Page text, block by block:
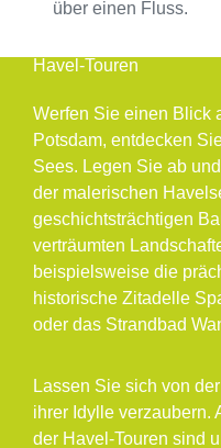
Havel-Touren
Werfen Sie einen Blick
Potsdam, entdecken
Sees. Legen Sie ab
der malerischen
geschichtsträchtigen
verträumten
beispielsweise die
historische Zitadelle
oder das Strandbad
Lassen Sie sich von
ihrer Idylle verzaubern.
der Havel-Touren sind